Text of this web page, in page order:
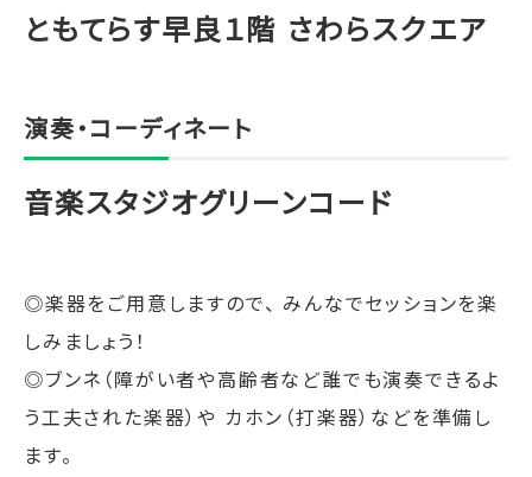
ともてらす早良１階 さわらスクエア
演奏・コーディネート
音楽スタジオグリーンコード
◎楽器をご用意しますので、 みんなでセッションを楽
しみましょう！
◎ブンネ（障がい者や高齢者など誰でも演奏できるよ
う工夫された楽器）や カホン（打楽器）などを準備し
ます。